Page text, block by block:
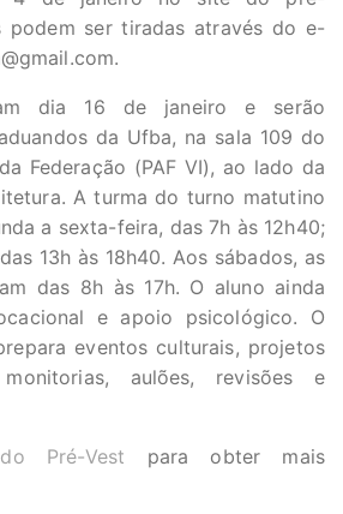
podem ser tiradas através do e-
.
dia 16 de janeiro e serão
da Ufba, na sala 109 do
Federação (PAF VI), ao lado da
A turma do turno matutino
a sexta-feira, das 7h às 12h40;
13h às 18h40. Aos sábados, as
das 8h às 17h. O aluno ainda
e apoio psicológico. O
eventos culturais, projetos
monitorias, aulões, revisões e
Pré-Vest para obter mais